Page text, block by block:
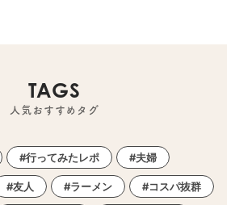
TAGS
人気おすすめタグ
行ってみたレポ 夫婦
友人 ラーメン コスパ抜群